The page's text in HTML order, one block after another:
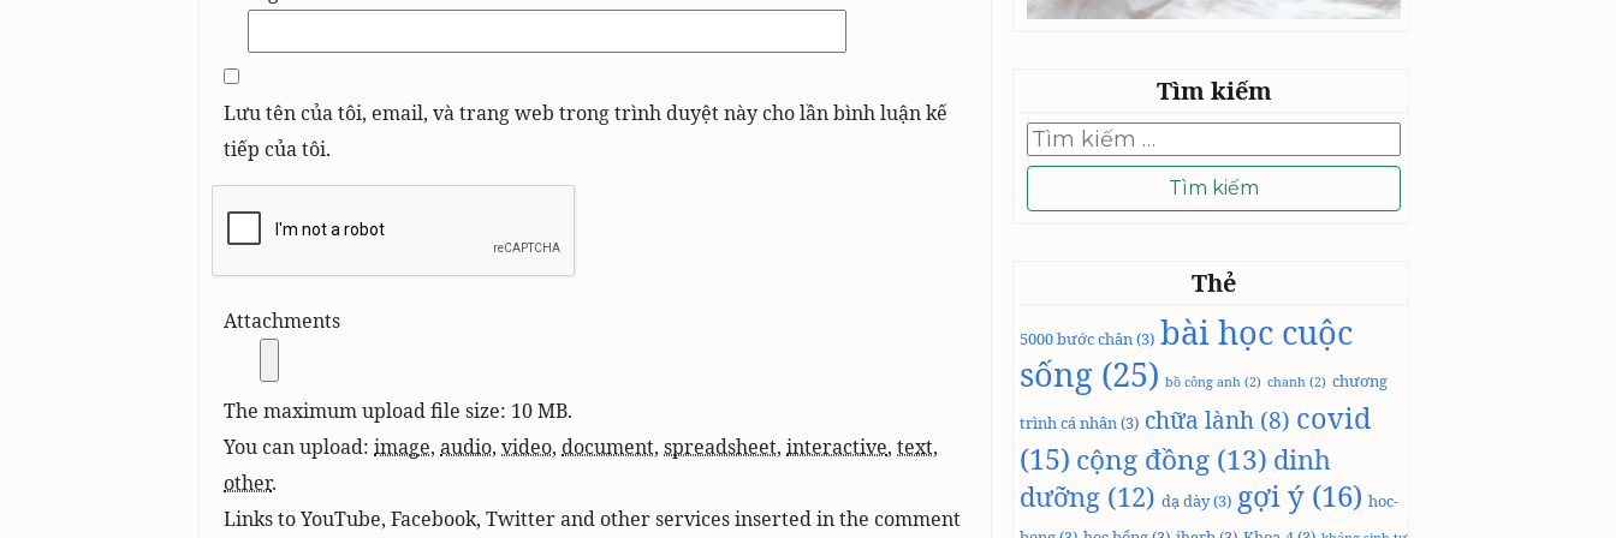
Lưu tên của tôi, email, và trang web trong trình duyệt này cho lần bình luận kế
tiếp của tôi.
Attachments
The maximum upload file size: 10 MB.
You can upload: image, audio, video, document, spreadsheet, interactive, text,
other.
Links to YouTube, Facebook, Twitter and other services inserted in the comment
Tìm kiếm
Tìm
kiếm
cho:
Thẻ
5000 bước chân(3) bài học cuộc
sống (25) bồ công anh (2) chanh (2) chương
trình cá nhân(3) chữa lành (8) covid
(15) cộng đồng (13) dinh
dưỡng (12) dạ dày(3) gợi ý (16) hoc-